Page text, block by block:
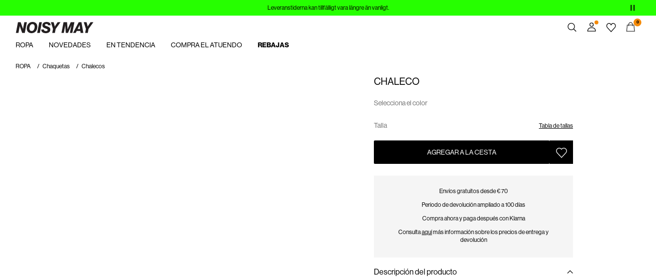
Leveranstiderna kan tillfälligt vara längre än vanligt.
Cerrar Sesión
0
ROPA NOVEDADES EN TENDENCIA COMPRA EL ATUENDO REBAJAS
ROPA Chaquetas Chalecos
CHALECO
Selecciona el color
Talla Tabla de tallas
AGREGAR A LA CESTA
Envíos gratuitos desde € 70
Periodo de devolución ampliado a 100 días
Compra ahora y paga después con Klarna
Consultaaquímás información sobre los precios de entrega y
devolución
Descripción del producto